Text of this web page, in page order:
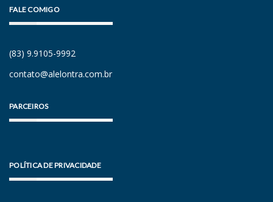
FALE COMIGO
(83) 9.9105-9992
contato@alelontra.com.br
PARCEIROS
POLÍTICA DE PRIVACIDADE